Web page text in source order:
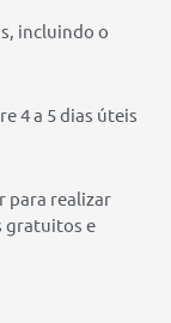
incluindo o
4 a 5 dias úteis
para realizar
gratuitos e